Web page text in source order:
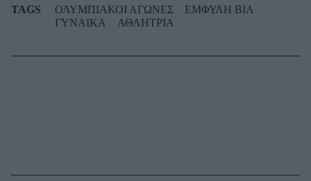
TAGS ΟΛΥΜΠΙΑΚΟΙ ΑΓΩΝΕΣ
ΕΜΦΥΛΗ ΒΙΑ
ΓΥΝΑΙΚΑ
ΑΘΛΗΤΡΙΑ